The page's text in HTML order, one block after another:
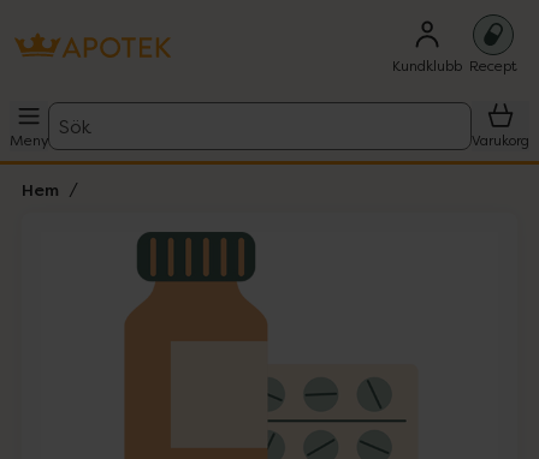
Kundklubb Recept
Meny
Sök
Varukorg
Hem
Lista: . Innehåller 1 objekt.